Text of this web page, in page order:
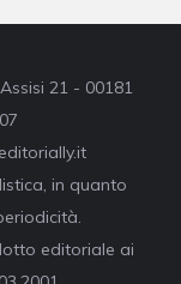
21 - 00181
in quanto
editoriale ai